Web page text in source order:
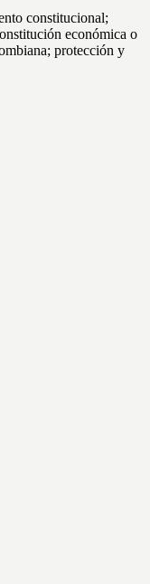
constitucional;
económica o
protección y